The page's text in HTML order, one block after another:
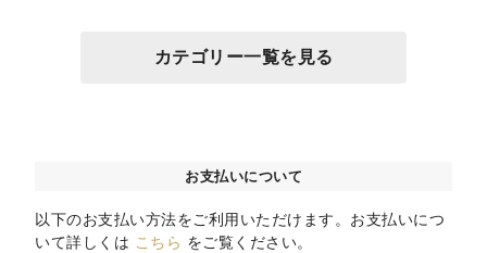
カテゴリー一覧を見る
お支払いについて
以下のお支払い方法をご利用いただけます。お支払いにつ
いて詳しくは こちら をご覧ください。